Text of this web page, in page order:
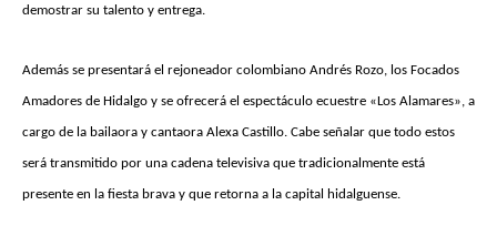
demostrar su talento y entrega.
Además se presentará el rejoneador colombiano Andrés Rozo, los Focados
Amadores de Hidalgo y se ofrecerá el espectáculo ecuestre «Los Alamares», a
cargo de la bailaora y cantaora Alexa Castillo. Cabe señalar que todo estos
será transmitido por una cadena televisiva que tradicionalmente está
presente en la fiesta brava y que retorna a la capital hidalguense.